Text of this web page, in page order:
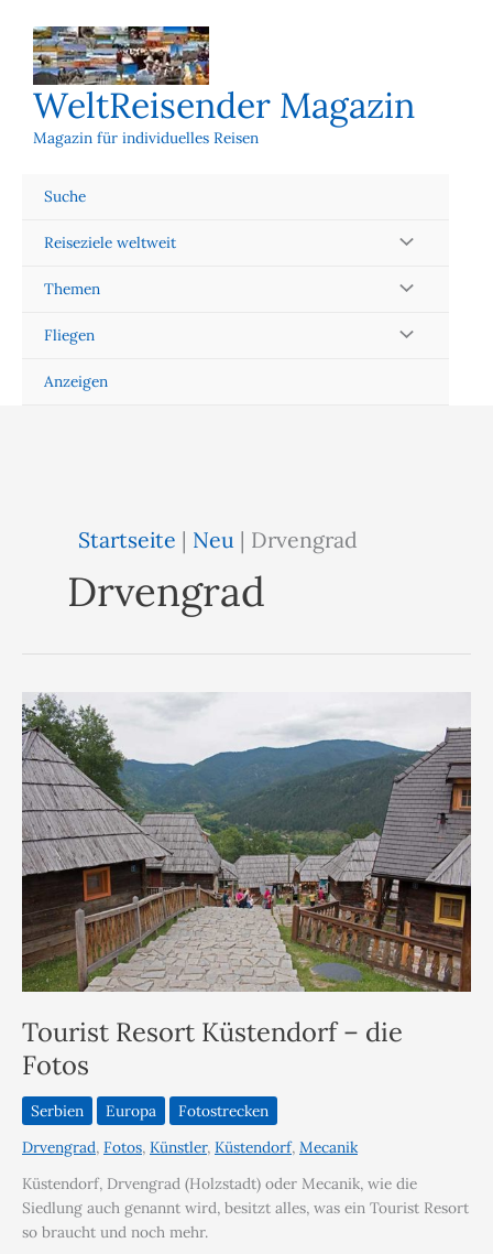
Inhalt
springen
WeltReisender Magazin
Magazin für individuelles Reisen
Suche
Reiseziele weltweit
Themen
Fliegen
Anzeigen
Startseite | Neu | Drvengrad
Drvengrad
Tourist Resort Küstendorf – die
Fotos
Serbien Europa
Fotostrecken
Drvengrad, Fotos, Künstler, Küstendorf, Mecanik
Küstendorf, Drvengrad (Holzstadt) oder Mecanik, wie die
Siedlung auch genannt wird, besitzt alles, was ein Tourist Resort
so braucht und noch mehr.